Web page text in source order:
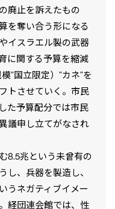
廃止を訴えたもの
を奪い合う形になる
イスラエル製の武器
に関する予算を縮減
”国立限定）”カネ”を
トさせていく。市民
た予算配分では市民
議申し立てがなされ
8.5兆という未曾有の
し、兵器を製造し、
うネガティブイメー
経団連会館では、性